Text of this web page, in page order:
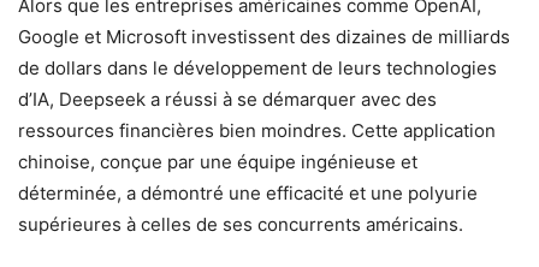
Alors que les entreprises américaines comme OpenAI,
Google et Microsoft investissent des dizaines de milliards
de dollars dans le développement de leurs technologies
d’IA, Deepseek a réussi à se démarquer avec des
ressources financières bien moindres. Cette application
chinoise, conçue par une équipe ingénieuse et
déterminée, a démontré une efficacité et une polyurie
supérieures à celles de ses concurrents américains.